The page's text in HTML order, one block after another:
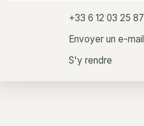
+33 6 12 03 25 87
Envoyer un e-mail
S'y rendre